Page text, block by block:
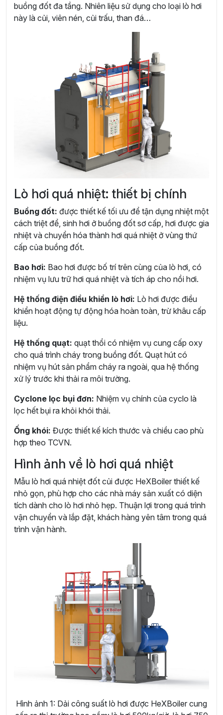
buồng đốt đa tầng. Nhiên liệu sử dụng cho loại lò hơi
này là củi, viên nén, củi trấu, than đá…
Lò hơi quá nhiệt: thiết bị chính
Buồng đốt: được thiết kế tối ưu để tận dụng nhiệt một
cách triệt để, sinh hơi ở buồng đốt sơ cấp, hơi được gia
nhiệt và chuyển hóa thành hơi quá nhiệt ở vùng thứ
cấp của buồng đốt.
Bao hơi: Bao hơi được bố trí trên cùng của lò hơi, có
nhiệm vụ lưu trữ hơi quá nhiệt và tích áp cho nồi hơi.
Hệ thống điện điều khiển lò hơi: Lò hơi được điều
khiển hoạt động tự động hóa hoàn toàn, trừ khâu cấp
liệu.
Hệ thống quạt: quạt thổi có nhiệm vụ cung cấp oxy
cho quá trình cháy trong buồng đốt. Quạt hút có
nhiệm vụ hút sản phẩm cháy ra ngoài, qua hệ thống
xử lý trước khi thải ra môi trường.
Cyclone lọc bụi đơn: Nhiệm vụ chính của cyclo là
lọc hết bụi ra khỏi khói thải.
Ống khói: Được thiết kế kích thước và chiều cao phù
hợp theo TCVN.
Hình ảnh về lò hơi quá nhiệt
Mẫu lò hơi quá nhiệt đốt củi được HeXBoiler thiết kế
nhỏ gọn, phù hợp cho các nhà máy sản xuất có diện
tích dành cho lò hơi nhỏ hẹp. Thuận lợi trong quá trình
vận chuyển và lắp đặt, khách hàng yên tâm trong quá
trình vận hành.
Hình ảnh 1: Dải công suất lò hơi được HeXBoiler cung